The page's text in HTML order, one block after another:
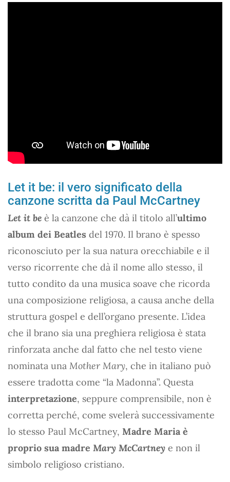
Let it be: il vero significato della
canzone scritta da Paul McCartney
Let it be è la canzone che dà il titolo all’ultimo
album dei Beatles del 1970. Il brano è spesso
riconosciuto per la sua natura orecchiabile e il
verso ricorrente che dà il nome allo stesso, il
tutto condito da una musica soave che ricorda
una composizione religiosa, a causa anche della
struttura gospel e dell’organo presente. L’idea
che il brano sia una preghiera religiosa è stata
rinforzata anche dal fatto che nel testo viene
nominata una Mother Mary, che in italiano può
essere tradotta come “la Madonna”. Questa
interpretazione, seppure comprensibile, non è
corretta perché, come svelerà successivamente
lo stesso Paul McCartney, Madre Maria è
proprio sua madre Mary McCartney e non il
simbolo religioso cristiano.